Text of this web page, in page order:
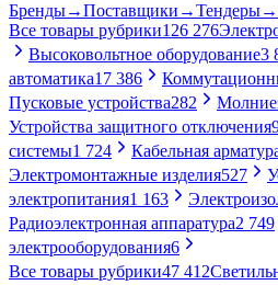
Бренды→Поставщики →Тендеры→
Все товары рубрики126 276
Высоковольтное оборудование3
автоматика17 386
Пусковые устройства282
Устройства защитного отключения
системы1 724 Кабельная
Электромонтажные изделия527
электропитания1 163
Радиоэлектронная аппаратура2 749
электрооборудования6
Все товары рубрики47 412